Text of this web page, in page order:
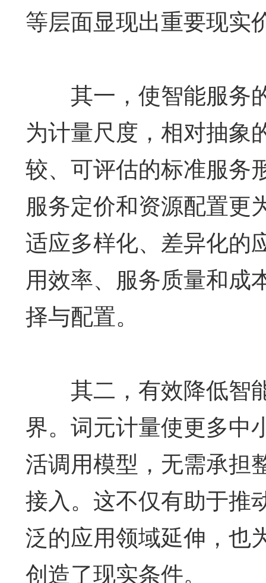
等层面显现出重要现实
其一，使智能服务
为计量尺度，相对抽象
较、可评估的标准服务
服务定价和资源配置更
适应多样化、差异化的
用效率、服务质量和成
择与配置。
其二，有效降低智
界。词元计量使更多中
活调用模型，无需承担
接入。这不仅有助于推
泛的应用领域延伸，也
创造了现实条件。